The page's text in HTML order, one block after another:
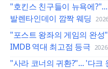
"호킨스 친구들이 뉴욕에
발렌타인데이 깜짝 웨딩
"포스트 왕좌의 게임의 완
IMDB 역대 최고점 등극
"사라 코너의 귀환?"... '다크